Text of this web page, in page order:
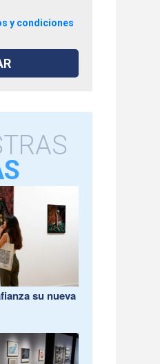
y condiciones
su nueva